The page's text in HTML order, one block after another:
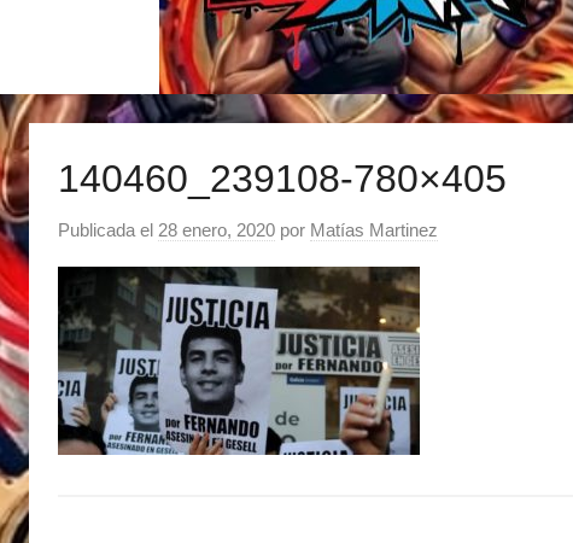
140460_239108-780×405
Publicada el 28 enero, 2020 por Matías Martinez